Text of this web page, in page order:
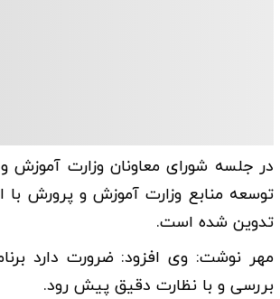
در جلسه شورای معاونان وزارت آموزش
تدوین شده است.
مهر نوشت: وی افزود: ضرورت دارد
بررسی و با نظارت دقیق پیش رود.